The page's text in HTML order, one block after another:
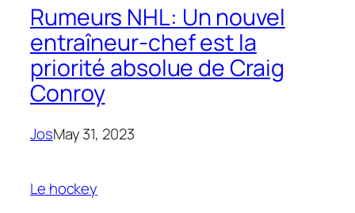
Rumeurs NHL: Un nouvel
entraîneur-chef est la
priorité absolue de Craig
Conroy
JosMay 31, 2023
Le hockey